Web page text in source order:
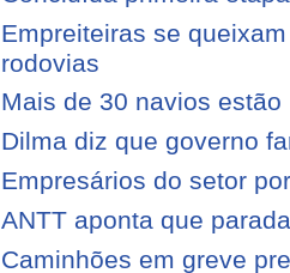
Empreiteiras se
rodovias
Mais de 30 navios
Dilma diz que governo
Empresários do setor
ANTT aponta que
Caminhões em greve